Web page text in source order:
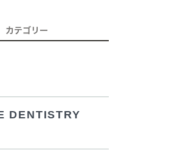
カテゴリー
DENTISTRY